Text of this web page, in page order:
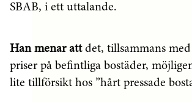
SBAB, i ett uttalande.
Han menar attdet, tillsammans med
priser på befintliga bostäder,
lite tillförsikt hos ”hårt pressade